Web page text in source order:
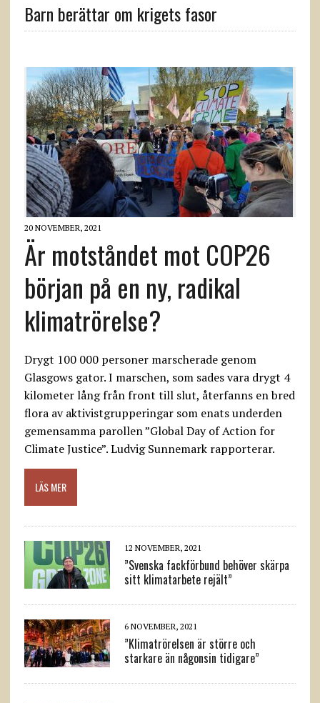
Barn berättar om krigets fasor
20 NOVEMBER, 2021
Är motståndet mot COP26
början på en ny, radikal
klimatrörelse?
Drygt 100 000 personer marscherade genom
Glasgows gator. I marschen, som sades vara drygt 4
kilometer lång från front till slut, återfanns en bred
flora av aktivistgrupperingar som enats underden
gemensamma parollen ”Global Day of Action for
Climate Justice”. Ludvig Sunnemark rapporterar.
LÄS MER
12 NOVEMBER, 2021
”Svenska fackförbund behöver skärpa
sitt klimatarbete rejält”
6 NOVEMBER, 2021
”Klimatrörelsen är större och
starkare än någonsin tidigare”